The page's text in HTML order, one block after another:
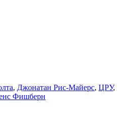
, Джонатан Рис-Майерс, ЦРУ,
Фишберн